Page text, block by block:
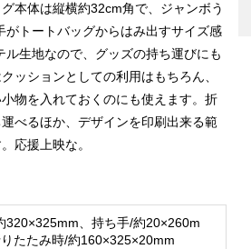
本体は縦横約32cm角で、ジャンボう
がトートバッグからはみ出すサイズ感
生地なので、グッズの持ち運びにも
ッションとしての利用はもちろん、
物を入れておくのにも使えます。折
べるほか、デザインを印刷出来る範
応援上映な。
320×325mm、持ち手/約20×260m
たたみ時/約160×325×20mm